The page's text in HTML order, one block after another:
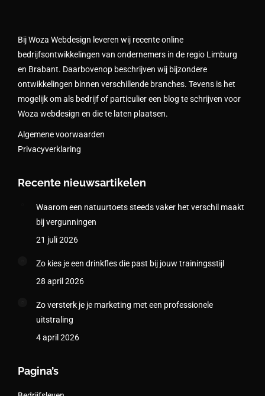
Bij Woza Webdesign leveren wij recente online
bedrijfsontwikkelingen van ondernemers in de regio Limburg
en Brabant. Daarbovenop beschrijven wij bijzondere
ontwikkelingen binnen verschillende branches. Tevens is het
mogelijk om als bedrijf of particulier een blog te schrijven voor
Woza webdesign en die te laten plaatsen.
Algemene voorwaarden
Privacyverklaring
Recente nieuwsartikelen
Waarom een natuurtoets steeds vaker het verschil maakt
bij vergunningen
21 juli 2026
Zo kies je een drinkfles die past bij jouw trainingsstijl
28 april 2026
Zo versterk je je marketing met een professionele
uitstraling
4 april 2026
Pagina’s